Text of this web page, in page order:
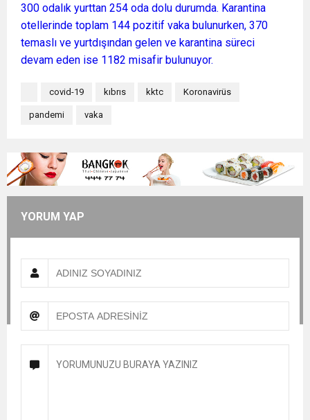
300 odalık yurttan 254 oda dolu durumda. Karantina
otellerinde toplam 144 pozitif vaka bulunurken, 370
temaslı ve yurtdışından gelen ve karantina süreci
devam eden ise 1182 misafir bulunuyor.
covid-19 kıbrıs kktc Koronavirüs
pandemi vaka
YORUM YAP